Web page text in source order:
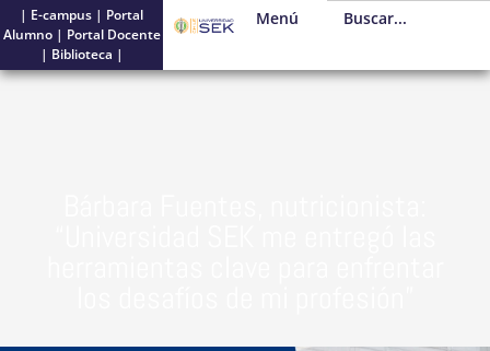
| E-campus | Portal
Alumno| Portal Docente
| Biblioteca |
Menú